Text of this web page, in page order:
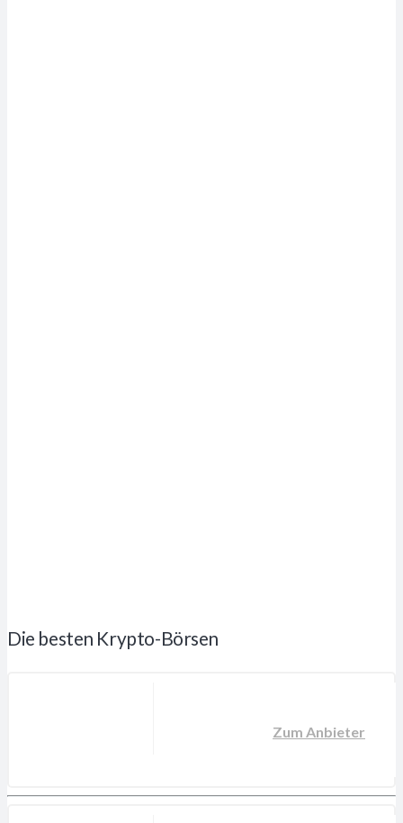
Die besten Krypto-Börsen
Zum Anbieter